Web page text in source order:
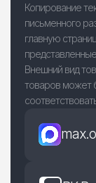
Копирование
письменного
главную
Внешний вид
товаров может